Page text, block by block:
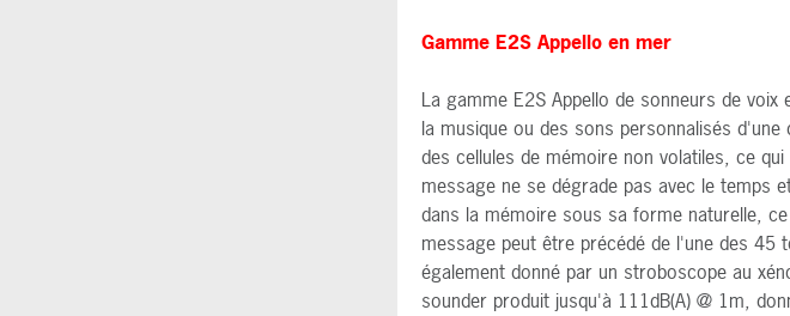
Gamme E2S Appello en mer
La gamme E2S Appello de sonneurs de
la musique ou des sons personnalisés
des cellules de mémoire non volatiles, ce
message ne se dégrade pas avec le temps
dans la mémoire sous sa forme naturelle,
message peut être précédé de l'une des 45
également donné par un stroboscope au
sounder produit jusqu'à 111dB(A) @ 1m,